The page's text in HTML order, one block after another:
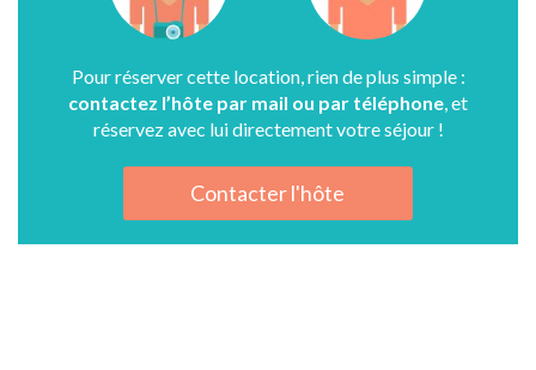
Pour réserver cette location, rien de plus simple :
contactez l’hôte par mail ou par téléphone , et
réservez avec lui directement votre séjour !
Contacter l'hôte